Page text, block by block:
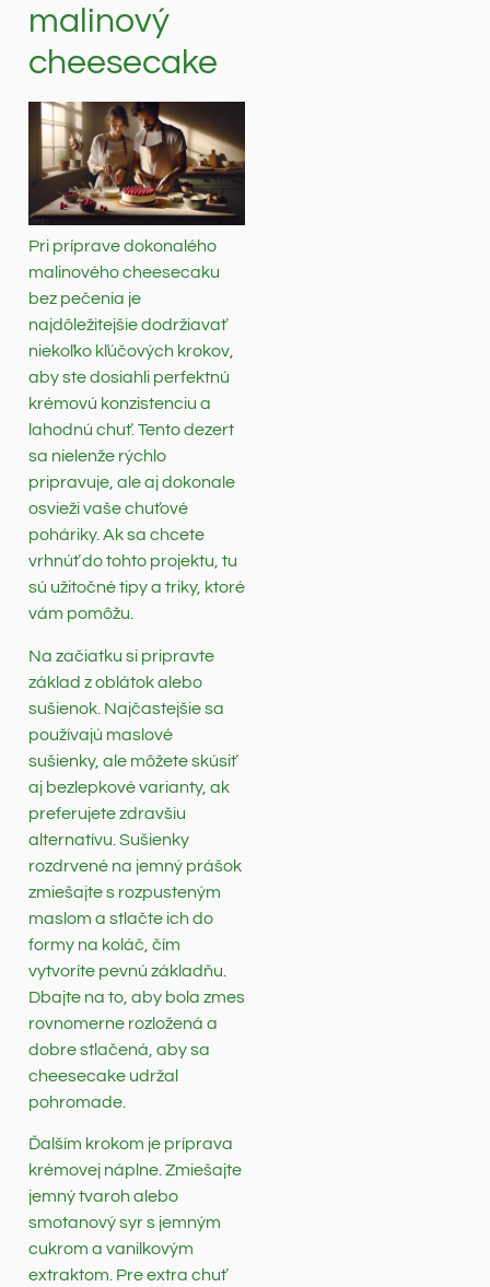
malinový
cheesecake
Pri príprave dokonalého
malinového cheesecaku
bez pečenia je
najdôležitejšie dodržiavať
niekoľko kľúčových krokov,
aby ste dosiahli perfektnú
krémovú konzistenciu a
lahodnú chuť. Tento dezert
sa nielenže rýchlo
pripravuje, ale aj dokonale
osvieži vaše chuťové
poháriky. Ak sa chcete
vrhnúť do tohto projektu, tu
sú užitočné tipy a triky, ktoré
vám pomôžu.
Na začiatku si pripravte
základ z oblátok alebo
sušienok. Najčastejšie sa
používajú maslové
sušienky, ale môžete skúsiť
aj bezlepkové varianty, ak
preferujete zdravšiu
alternatívu. Sušienky
rozdrvené na jemný prášok
zmiešajte s rozpusteným
maslom a stlačte ich do
formy na koláč, čím
vytvoríte pevnú základňu.
Dbajte na to, aby bola zmes
rovnomerne rozložená a
dobre stlačená, aby sa
cheesecake udržal
pohromade.
Ďalším krokom je príprava
krémovej náplne. Zmiešajte
jemný tvaroh alebo
smotanový syr s jemným
cukrom a vanilkovým
extraktom. Pre extra chuť